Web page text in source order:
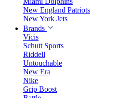
New England Patriots
New York Jets
Brands
Vicis
Schutt Sports
Riddell
Untouchable
New Era
Nike
Grip Boost